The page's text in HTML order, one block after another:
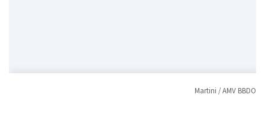
Martini / AMV BBDO